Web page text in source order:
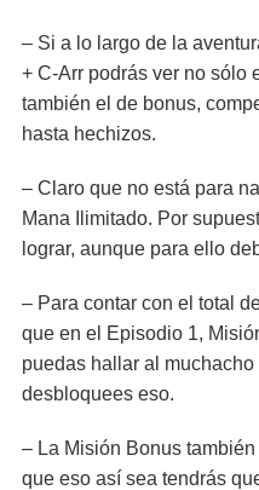
– Si a lo largo de la
+ C-Arr podrás ver no sólo
también el de bonus,
hasta hechizos.
– Claro que no está para
Mana Ilimitado. Por
lograr, aunque para ello
– Para contar con el total
que en el Episodio 1,
puedas hallar al
desbloquees eso.
– La Misión Bonus
que eso así sea tendrás